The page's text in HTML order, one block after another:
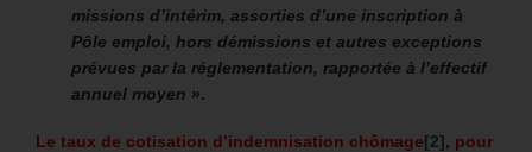
missions d’intérim, assorties d’une inscription à
Pôle emploi, hors démissions et autres exceptions
prévues par la réglementation, rapportée à l’effectif
annuel moyen ».
Le taux de cotisation d’indemnisation chômage[2], pour